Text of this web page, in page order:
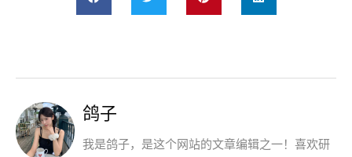
鸽子
我是鸽子，是这个网站的文章编辑之一！喜欢研